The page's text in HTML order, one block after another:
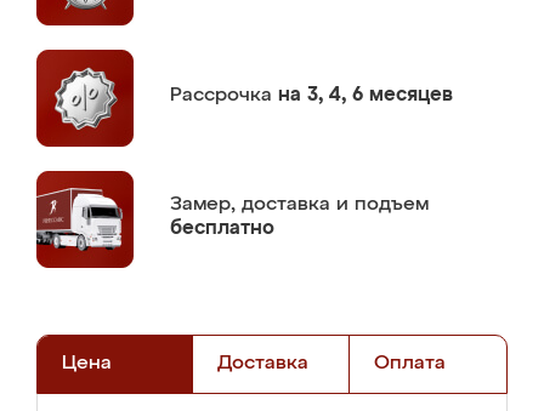
Рассрочка на 3, 4, 6 месяцев
Замер, доставка и подъем
бесплатно
Цена Доставка Оплата